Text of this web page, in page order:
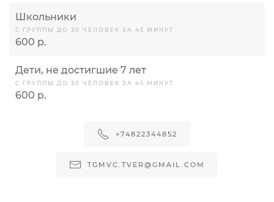
Школьники
С ГРУППЫ ДО 30 ЧЕЛОВЕК ЗА 45 МИНУТ
600 р.
Дети, не достигшие 7 лет
С ГРУППЫ ДО 30 ЧЕЛОВЕК ЗА 45 МИНУТ
600 р.
+74822344852
TGMVC.TVER@GMAIL.COM